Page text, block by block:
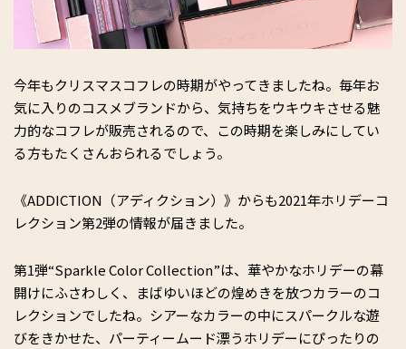
今年もクリスマスコフレの時期がやってきましたね。毎年お
気に入りのコスメブランドから、気持ちをウキウキさせる魅
力的なコフレが販売されるので、この時期を楽しみにしてい
る方もたくさんおられるでしょう。
《ADDICTION（アディクション）》からも2021年ホリデーコ
レクション第2弾の情報が届きました。
第1弾“Sparkle Color Collection”は、華やかなホリデーの幕
開けにふさわしく、まばゆいほどの煌めきを放つカラーのコ
レクションでしたね。シアーなカラーの中にスパークルな遊
びをきかせた、パーティームード漂うホリデーにぴったりの